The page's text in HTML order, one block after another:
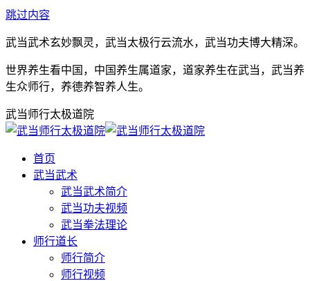
跳过内容
武当武术玄妙飘灵，武当太极行云流水，武当功夫博大精深。
世界养生看中国，中国养生属道家，道家养生在武当，武当养
生众师行，养德养智养人生。
武当师行太极道院
首页
武当武术
武当武术简介
武当功夫视频
武当拳法理论
师行道长
师行简介
师行视频